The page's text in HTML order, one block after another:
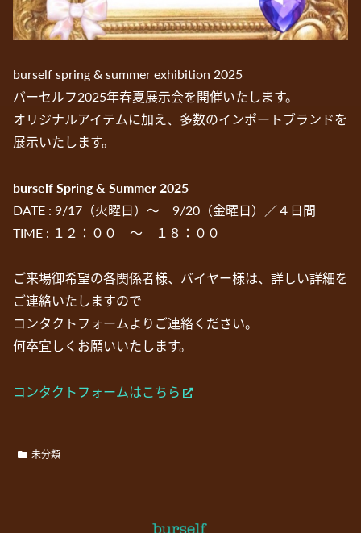
burself spring & summer exhibition 2025
バーセルフ2025年春夏展示会を開催いたします。
オリジナルアイテムに加え、多数のインポートブランドを
展示いたします。
burself Spring & Summer 2025
DATE : 9/17（火曜日）～ 9/20（金曜日）／４日間
TIME : １２：００ ～ １８：００
ご来場御希望の各関係者様、バイヤー様は、詳しい詳細を
ご連絡いたしますので
コンタクトフォームよりご連絡ください。
何卒宜しくお願いいたします。
コンタクトフォームはこちら
未分類